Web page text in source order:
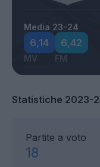
Media 23-24
6,14
MV
6,42
FM
Statistiche 2023-
Partite a voto
18